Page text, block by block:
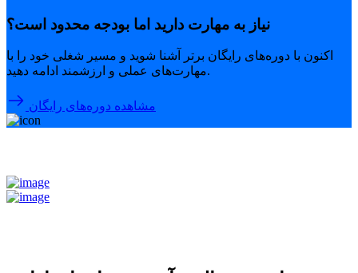
نیاز به مهارت دارید اما بودجه محدود است؟
اکنون با دوره‌های رایگان برتر آشنا شوید و مسیر شغلی خود را با
مهارت‌های عملی و ارزشمند ادامه دهید.
مشاهده دوره‌های رایگان